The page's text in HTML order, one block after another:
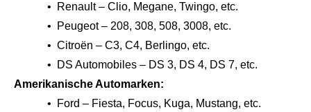
• Renault – Clio, Megane, Twingo, etc.
• Peugeot – 208, 308, 508, 3008, etc.
• Citroën – C3, C4, Berlingo, etc.
• DS Automobiles – DS 3, DS 4, DS 7, etc.
Amerikanische Automarken:
• Ford – Fiesta, Focus, Kuga, Mustang, etc.